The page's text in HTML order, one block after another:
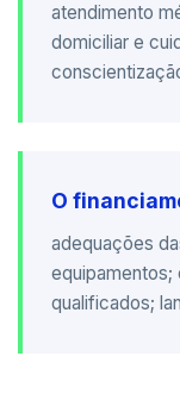
atendimento
domiciliar e
O
adequações
equipamentos;
qualificados;